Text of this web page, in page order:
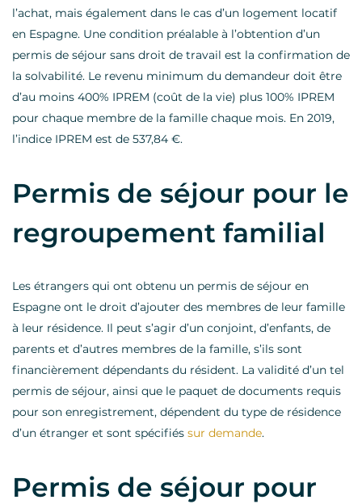
l’achat, mais également dans le cas d’un logement locatif
en Espagne. Une condition préalable à l’obtention d’un
permis de séjour sans droit de travail est la confirmation de
la solvabilité. Le revenu minimum du demandeur doit être
d’au moins 400% IPREM (coût de la vie) plus 100% IPREM
pour chaque membre de la famille chaque mois. En 2019,
l’indice IPREM est de 537,84 €.
Permis de séjour pour le
regroupement familial
Les étrangers qui ont obtenu un permis de séjour en
Espagne ont le droit d’ajouter des membres de leur famille
à leur résidence. Il peut s’agir d’un conjoint, d’enfants, de
parents et d’autres membres de la famille, s’ils sont
financièrement dépendants du résident. La validité d’un tel
permis de séjour, ainsi que le paquet de documents requis
pour son enregistrement, dépendent du type de résidence
d’un étranger et sont spécifiés sur demande.
Permis de séjour pour